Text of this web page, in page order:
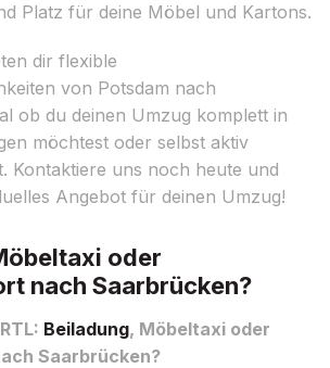
Platz für deine Möbel und Kartons.
dir flexible
von Potsdam nach
ob du deinen Umzug komplett in
möchtest oder selbst aktiv
Kontaktiere uns noch heute und
Angebot für deinen Umzug!
oder
nach Saarbrücken?
Beiladung, Möbeltaxi oder
Saarbrücken?